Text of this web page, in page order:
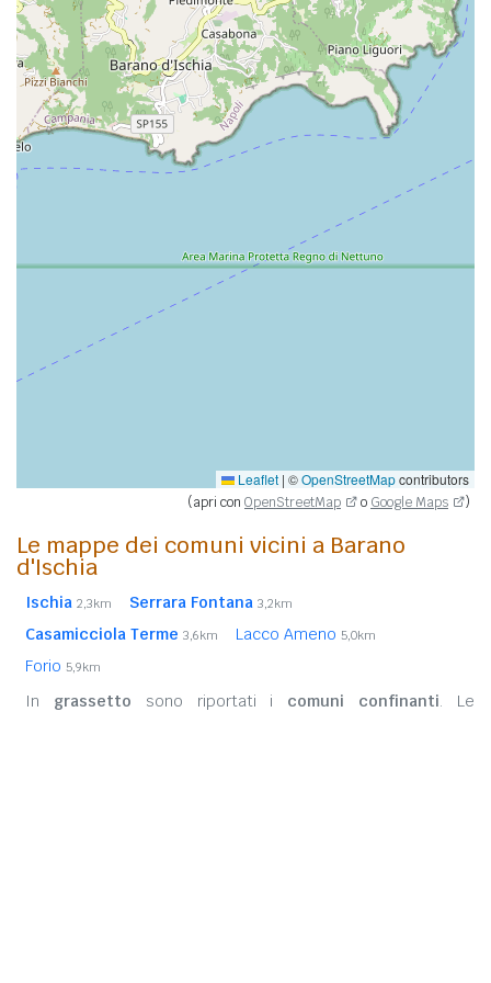
Leaflet | ©OpenStreetMapcontributors
(apri con OpenStreetMap o Google Maps )
Le mappe dei comuni vicini a Barano
d'Ischia
Ischia 2,3km Serrara Fontana 3,2km
Casamicciola Terme 3,6km Lacco Ameno 5,0km
Forio 5,9km
In grassetto sono riportati i comuni confinanti. Le